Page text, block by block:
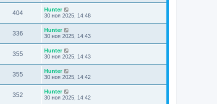
404
Hunter
30 ноя 2025, 14:48
336
Hunter
30 ноя 2025, 14:43
355
Hunter
30 ноя 2025, 14:43
355
Hunter
30 ноя 2025, 14:42
352
Hunter
30 ноя 2025, 14:42